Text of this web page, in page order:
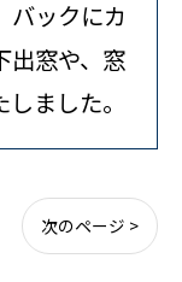
バックにカ
出窓や、窓
ました。
次のページ >